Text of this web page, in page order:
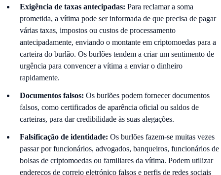
Exigência de taxas antecipadas: Para reclamar a soma
prometida, a vítima pode ser informada de que precisa de pagar
várias taxas, impostos ou custos de processamento
antecipadamente, enviando o montante em criptomoedas para a
carteira do burlão. Os burlões tendem a criar um sentimento de
urgência para convencer a vítima a enviar o dinheiro
rapidamente.
Documentos falsos: Os burlões podem fornecer documentos
falsos, como certificados de aparência oficial ou saldos de
carteiras, para dar credibilidade às suas alegações.
Falsificação de identidade: Os burlões fazem-se muitas vezes
passar por funcionários, advogados, banqueiros, funcionários de
bolsas de criptomoedas ou familiares da vítima. Podem utilizar
endereços de correio eletrónico falsos e perfis de redes sociais